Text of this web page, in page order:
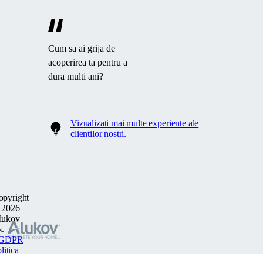
Cum sa ai grija de
acoperirea ta pentru a
dura multi ani?
Vizualizati mai multeexperienteale
clientilor nostri.